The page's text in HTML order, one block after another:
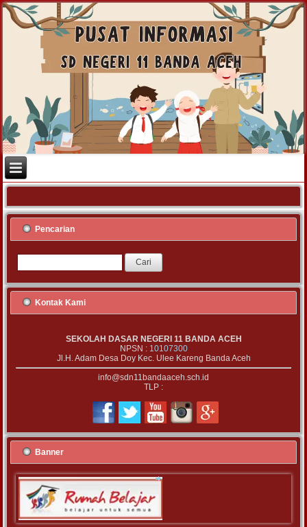
Pencarian
Kontak Kami
SEKOLAH DASAR NEGERI 11 BANDA ACEH
NPSN : 10107300
Jl.H. Adam Desa Doy Kec. Ulee Kareng Banda Aceh
info@sdn11bandaaceh.sch.id
TLP :
Banner